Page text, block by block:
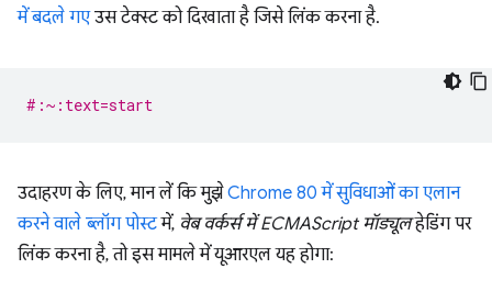
में बदले गएउस टेक्स्ट को दिखाता है जिसे लिंक करना है.
#:~:text=start
उदाहरण के लिए, मान लें कि मुझेChrome 80 में सुविधाओं का एलान
करने वाले ब्लॉग पोस्टमें, वेब वर्कर्स में ECMAScript मॉड्यूलहेडिंग पर
लिंक करना है, तो इस मामले में यूआरएल यह होगा: